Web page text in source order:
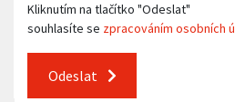
Kliknutím na tlačítko "Odeslat"
souhlasíte se zpracováním osobních
Odeslat